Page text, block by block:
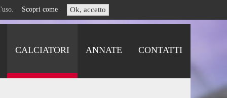
l'uso. Scopri come Ok, accetto
CALCIATORI ANNATE CONTATTI